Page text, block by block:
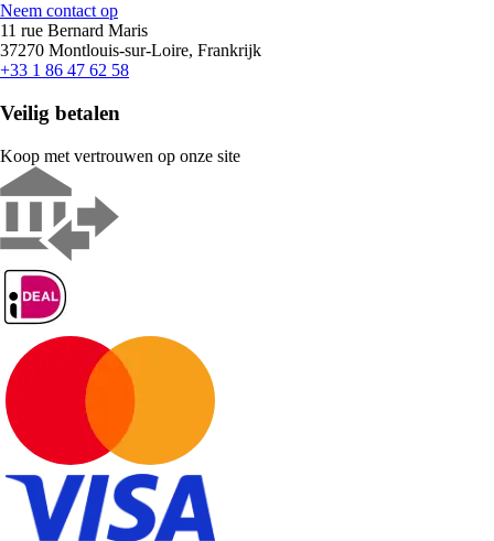
Neem contact op
11 rue Bernard Maris
37270 Montlouis-sur-Loire, Frankrijk
+33 1 86 47 62 58
Veilig betalen
Koop met vertrouwen op onze site